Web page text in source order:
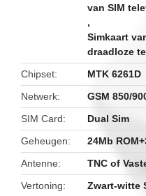
van SIM
,
Simkaart
draadloze
Chipset
MTK 6261D
Netwerk
GSM 850/
SIM Card
Dual Sim
Geheugen
24Mb
Antenne
TNC of
Vertoning
Zwart-witte